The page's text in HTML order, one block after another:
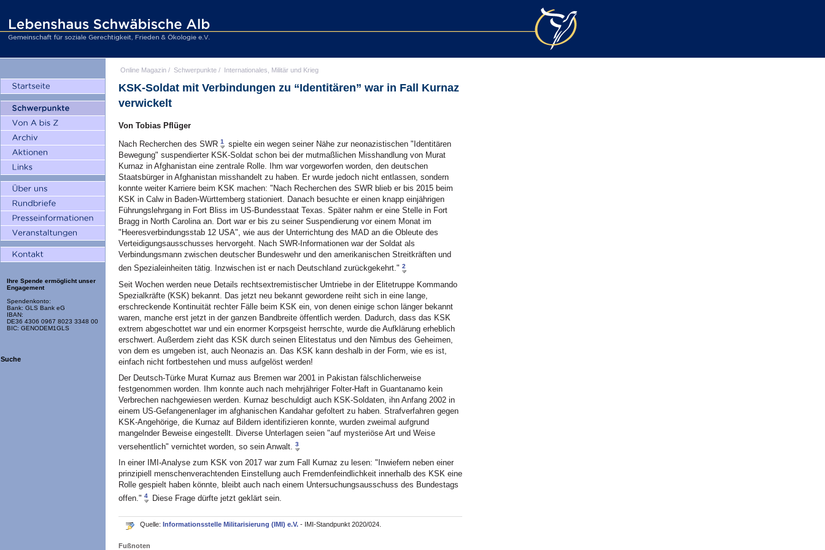
Ihre Spende ermöglicht unser
Engagement
Spendenkonto:
Bank: GLS Bank eG
IBAN:
DE36 4306 0967 8023 3348 00
BIC: GENODEM1GLS
Suche
Online Magazin / Schwerpunkte / Internationales, Militär und Krieg
KSK-Soldat mit Verbindungen zu “Identitären” war in Fall Kurnaz
verwickelt
Von Tobias Pflüger
Nach Recherchen des SWR 1
spielte ein wegen seiner Nähe zur neonazistischen "Identitären
Bewegung" suspendierter KSK-Soldat schon bei der mutmaßlichen Misshandlung von Murat
Kurnaz in Afghanistan eine zentrale Rolle. Ihm war vorgeworfen worden, den deutschen
Staatsbürger in Afghanistan misshandelt zu haben. Er wurde jedoch nicht entlassen, sondern
konnte weiter Karriere beim KSK machen: "Nach Recherchen des SWR blieb er bis 2015 beim
KSK in Calw in Baden-Württemberg stationiert. Danach besuchte er einen knapp einjährigen
Führungslehrgang in Fort Bliss im US-Bundesstaat Texas. Später nahm er eine Stelle in Fort
Bragg in North Carolina an. Dort war er bis zu seiner Suspendierung vor einem Monat im
"Heeresverbindungsstab 12 USA", wie aus der Unterrichtung des MAD an die Obleute des
Verteidigungsausschusses hervorgeht. Nach SWR-Informationen war der Soldat als
Verbindungsmann zwischen deutscher Bundeswehr und den amerikanischen Streitkräften und
den Spezialeinheiten tätig. Inzwischen ist er nach Deutschland zurückgekehrt." 2
Seit Wochen werden neue Details rechtsextremistischer Umtriebe in der Elitetruppe Kommando
Spezialkräfte (KSK) bekannt. Das jetzt neu bekannt gewordene reiht sich in eine lange,
erschreckende Kontinuität rechter Fälle beim KSK ein, von denen einige schon länger bekannt
waren, manche erst jetzt in der ganzen Bandbreite öffentlich werden. Dadurch, dass das KSK
extrem abgeschottet war und ein enormer Korpsgeist herrschte, wurde die Aufklärung erheblich
erschwert. Außerdem zieht das KSK durch seinen Elitestatus und den Nimbus des Geheimen,
von dem es umgeben ist, auch Neonazis an. Das KSK kann deshalb in der Form, wie es ist,
einfach nicht fortbestehen und muss aufgelöst werden!
Der Deutsch-Türke Murat Kurnaz aus Bremen war 2001 in Pakistan fälschlicherweise
festgenommen worden. Ihm konnte auch nach mehrjähriger Folter-Haft in Guantanamo kein
Verbrechen nachgewiesen werden. Kurnaz beschuldigt auch KSK-Soldaten, ihn Anfang 2002 in
einem US-Gefangenenlager im afghanischen Kandahar gefoltert zu haben. Strafverfahren gegen
KSK-Angehörige, die Kurnaz auf Bildern identifizieren konnte, wurden zweimal aufgrund
mangelnder Beweise eingestellt. Diverse Unterlagen seien "auf mysteriöse Art und Weise
versehentlich" vernichtet worden, so sein Anwalt.
3
In einer IMI-Analyse zum KSK von 2017 war zum Fall Kurnaz zu lesen: "Inwiefern neben einer
prinzipiell menschenverachtenden Einstellung auch Fremdenfeindlichkeit innerhalb des KSK eine
Rolle gespielt haben könnte, bleibt auch nach einem Untersuchungsausschuss des Bundestags
offen." 4 Diese Frage dürfte jetzt geklärt sein.
Quelle: Informationsstelle Militarisierung (IMI) e.V. - IMI-Standpunkt 2020/024.
Fußnoten